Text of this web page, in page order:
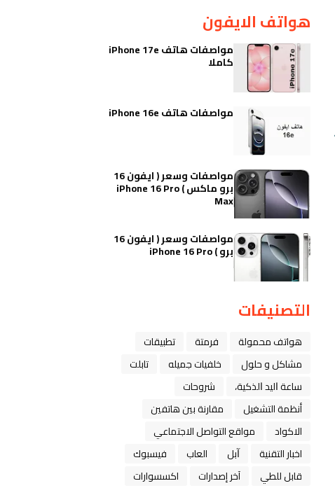
هواتف الايفون
مواصفات هاتف iPhone 17e
كاملا
مواصفات هاتف iPhone 16e
مواصفات وسعر ( ايفون 16
برو ماكس ) iPhone 16 Pro
Max
مواصفات وسعر ( ايفون 16
برو ) iPhone 16 Pro
التصنيفات
هواتف محمولة فرمتة
تطبيقات
مشاكل و حلول
خلفيات جميله
تابلت
ﺳﺎﻋﺔ ﺍﻟﻴﺪ ﺍﻟﺬﻛﻴﺔ،
شروحات
أنظمة التشغيل
مقارنة بين هاتفين
الاكواد
مواقع التواصل الاجتماعي
اخبار التقنية
ﺁﺑﻞ العاب
فيسبوك
قابل للطي
آخر إصدارات
اكسسوارات